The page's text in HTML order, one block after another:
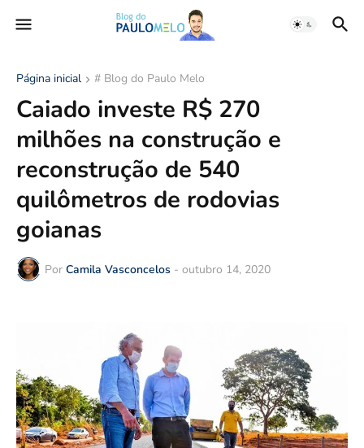
Página inicial # Blog do Paulo Melo
Caiado investe R$ 270
milhões na construção e
reconstrução de 540
quilômetros de rodovias
goianas
Por Camila Vasconcelos - outubro 14, 2020